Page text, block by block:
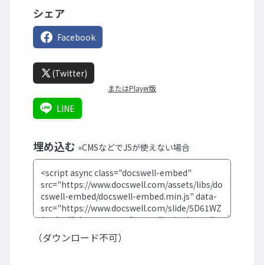
シェア
Facebook
(Twitter)
またはPlayer版
LINE
埋め込む »CMSなどでJSが使えない場合
（ダウンロード不可）